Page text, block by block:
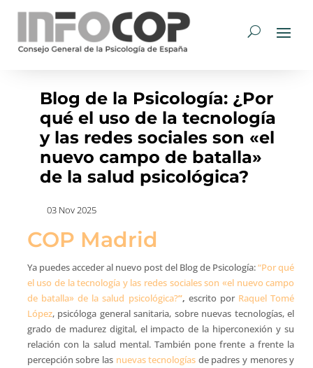
Blog de la Psicología: ¿Por
qué el uso de la tecnología
y las redes sociales son «el
nuevo campo de batalla»
de la salud psicológica?
03 Nov 2025
COP Madrid
Ya puedes acceder al nuevo post del Blog de Psicología:“Por qué
el uso de la tecnología y las redes sociales son «el nuevo campo
de batalla» de la salud psicológica?”, escrito por Raquel Tomé
López, psicóloga general sanitaria, sobre nuevas tecnologías, el
grado de madurez digital, el impacto de la hiperconexión y su
relación con la salud mental. También pone frente a frente la
percepción sobre las nuevas tecnologías de padres y menores y